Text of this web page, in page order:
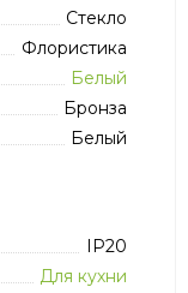
Стекло
Флористика
Белый
Бронза
Белый
IP20
Для кухни